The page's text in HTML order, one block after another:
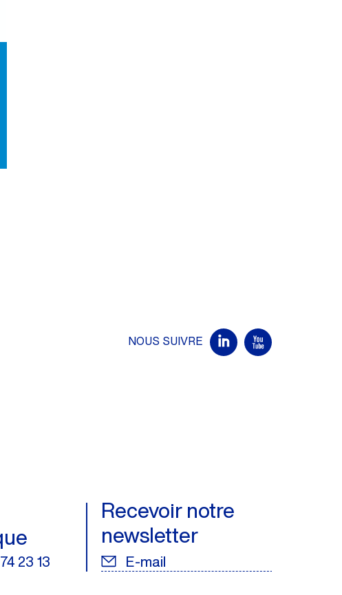
NOUS SUIVRE
23 13
Recevoir notre
newsletter
E-mail